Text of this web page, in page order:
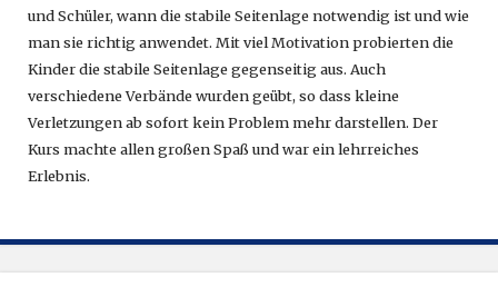
und Schüler, wann die stabile Seitenlage notwendig ist und wie
man sie richtig anwendet. Mit viel Motivation probierten die
Kinder die stabile Seitenlage gegenseitig aus. Auch
verschiedene Verbände wurden geübt, so dass kleine
Verletzungen ab sofort kein Problem mehr darstellen. Der
Kurs machte allen großen Spaß und war ein lehrreiches
Erlebnis.